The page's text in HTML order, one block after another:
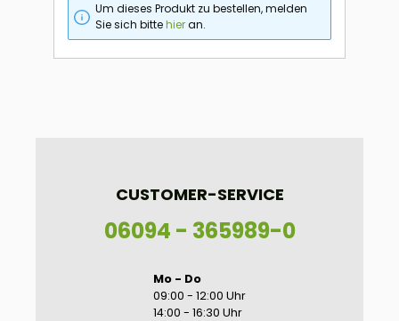
CUSTOMER-SERVICE
06094 - 365989-0
Mo - Do
09:00 - 12:00 Uhr
14:00 - 16:30 Uhr
Um dieses Produkt zu bestellen, melden
Sie sich bittehieran.